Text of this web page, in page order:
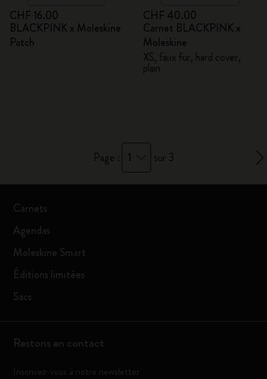
CHF 16.00
BLACKPINK x Moleskine
Patch
CHF 40.00
Carnet BLACKPINK x
Moleskine
XS, faux fur, hard cover,
plain
Page : 1 sur 3
Carnets
Agendas
Moleskine Smart
Éditions limitées
Sacs
Restons en contact
Inscrivez-vous à notre newsletter